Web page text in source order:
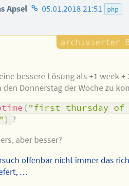
Apsel Homepage
Autors
05.01.2018 21:51 php
bessere Lösung als +1 week +
den Donnerstag der Woche zu
(
"first
") ?
aber besser?
offenbar nicht immer das
…